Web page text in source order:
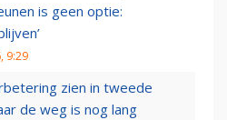
is geen optie:
9:29
zien in tweede
de weg is nog lang